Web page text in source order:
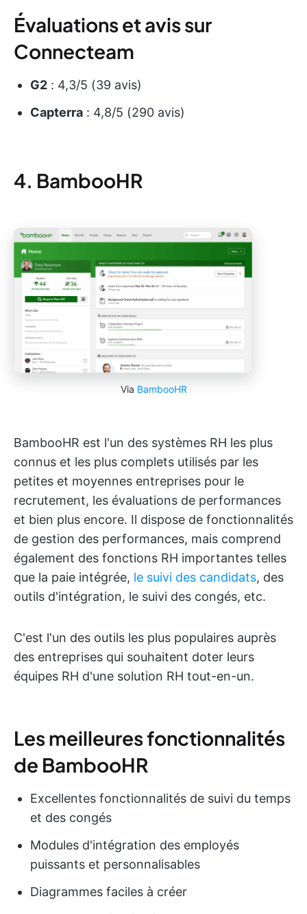
Évaluations et avis sur
Connecteam
G2 : 4,3/5 (39 avis)
Capterra : 4,8/5 (290 avis)
4. BambooHR
Via BambooHR
BambooHR est l'un des systèmes RH les plus
connus et les plus complets utilisés par les
petites et moyennes entreprises pour le
recrutement, les évaluations de performances
et bien plus encore. Il dispose de fonctionnalités
de gestion des performances, mais comprend
également des fonctions RH importantes telles
que la paie intégrée, le suivi des candidats, des
outils d'intégration, le suivi des congés, etc.
C'est l'un des outils les plus populaires auprès
des entreprises qui souhaitent doter leurs
équipes RH d'une solution RH tout-en-un.
Les meilleures fonctionnalités
de BambooHR
Excellentes fonctionnalités de suivi du temps
et des congés
Modules d'intégration des employés
puissants et personnalisables
Diagrammes faciles à créer